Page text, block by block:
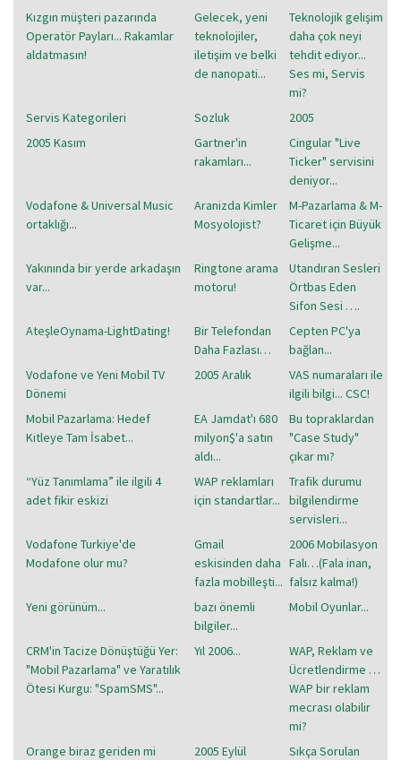
Kızgın müşteri pazarında
Operatör Payları... Rakamlar
aldatmasın!
Gelecek, yeni
teknolojiler,
iletişim ve belki
de nanopati...
Teknolojik gelişim
daha çok neyi
tehdit ediyor...
Ses mi, Servis
mi?
Servis Kategorileri
Sozluk
2005
2005 Kasım
Gartner'in
rakamları...
Cingular "Live
Ticker" servisini
deniyor...
Vodafone & Universal Music
ortaklığı...
Aranizda Kimler
Mosyolojist?
M-Pazarlama & M-
Ticaret için Büyük
Gelişme...
Yakınında bir yerde arkadaşın
var...
Ringtone arama
motoru!
Utandıran Sesleri
Örtbas Eden
Sifon Sesi ….
AteşleOynama-LightDating!
Bir Telefondan
Daha Fazlası…
Cepten PC'ya
bağlan...
Vodafone ve Yeni Mobil TV
Dönemi
2005 Aralık
VAS numaraları ile
ilgili bilgi... CSC!
Mobil Pazarlama: Hedef
Kitleye Tam İsabet...
EA Jamdat'ı 680
milyon$'a satın
aldı...
Bu topraklardan
"Case Study"
çıkar mı?
“Yüz Tanımlama” ile ilgili 4
adet fikir eskizi
WAP reklamları
için standartlar...
Trafik durumu
bilgilendirme
servisleri...
Vodafone Turkiye'de
Modafone olur mu?
Gmail
eskisinden daha
fazla mobilleşti...
2006 Mobilasyon
Falı…(Fala inan,
falsız kalma!)
Yeni görünüm...
bazı önemli
bilgiler...
Mobil Oyunlar...
CRM'in Tacize Dönüştüğü Yer:
"Mobil Pazarlama" ve Yaratılık
Ötesi Kurgu: "SpamSMS"...
Yıl 2006...
WAP, Reklam ve
Ücretlendirme …
WAP bir reklam
mecrası olabilir
mi?
Orange biraz geriden mi
2005 Eylül
Sıkça Sorulan